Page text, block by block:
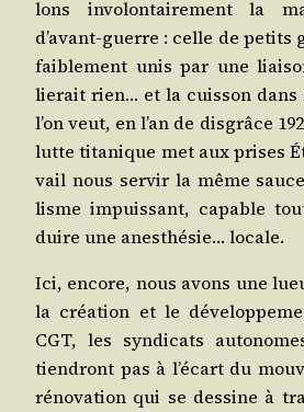
lons invo­lon­tai­re­ment la
d’avant-guerre : celle de petits
fai­ble­ment unis par une
lie­rait rien… et la cuis­son dans
l’on veut, en l’an de dis­grâce
lutte tita­nique met aux prises
vail nous ser­vir la même
lisme impuis­sant, capable
duire une anes­thé­sie… locale.
Ici, encore, nous avons une
la créa­tion et le
CGT, les syn­di­cats
tien­dront pas à l’écart du
réno­va­tion qui se des­sine à